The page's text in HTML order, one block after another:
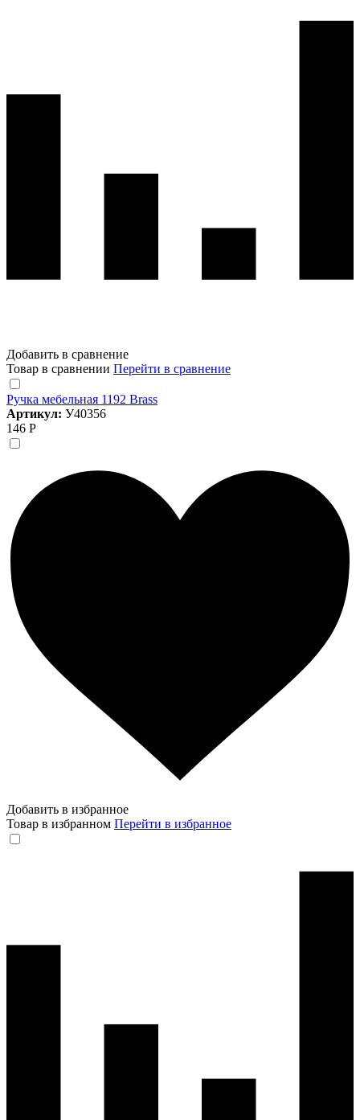
Добавить в сравнение
Товар в сравнении Перейти в сравнение
Ручка мебельная 1192 Brass
Артикул: У40356
146 Р
Добавить в избранное
Товар в избранном Перейти в избранное